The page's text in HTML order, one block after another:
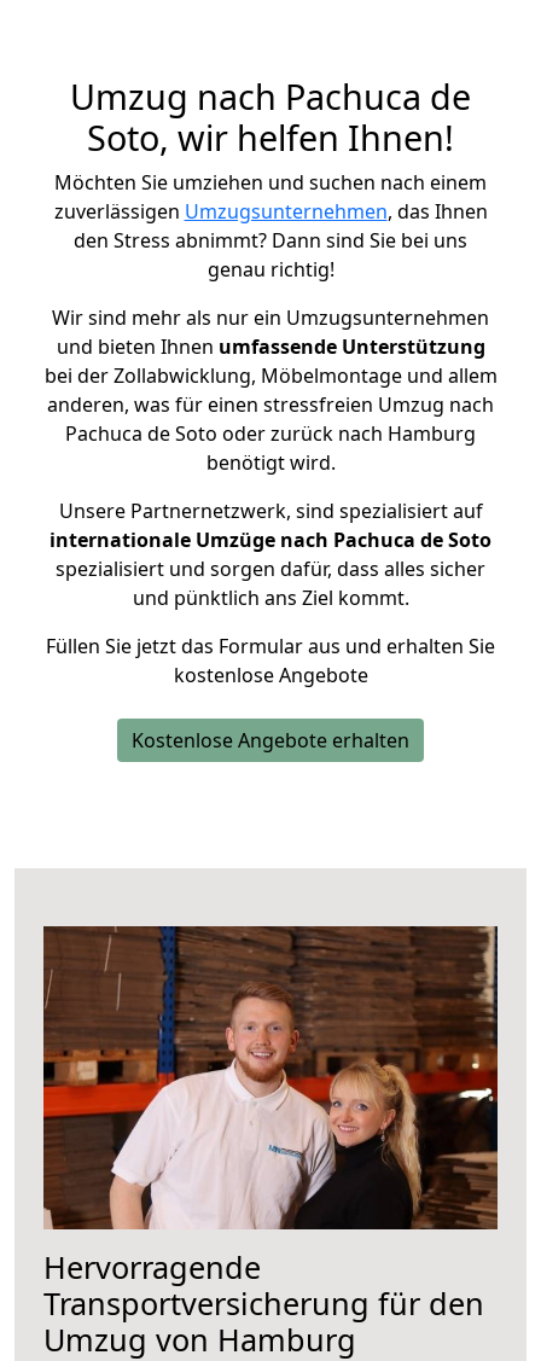
Umzug nach Pachuca de
Soto, wir helfen Ihnen!
Möchten Sie umziehen und suchen nach einem
zuverlässigen Umzugsunternehmen, das Ihnen
den Stress abnimmt? Dann sind Sie bei uns
genau richtig!
Wir sind mehr als nur ein Umzugsunternehmen
und bieten Ihnen umfassende Unterstützung
bei der Zollabwicklung, Möbelmontage und allem
anderen, was für einen stressfreien Umzug nach
Pachuca de Soto oder zurück nach Hamburg
benötigt wird.
Unsere Partnernetzwerk, sind spezialisiert auf
internationale Umzüge nach Pachuca de Soto
spezialisiert und sorgen dafür, dass alles sicher
und pünktlich ans Ziel kommt.
Füllen Sie jetzt das Formular aus und erhalten Sie
kostenlose Angebote
Kostenlose Angebote erhalten
Hervorragende
Transportversicherung für den
Umzug von Hamburg